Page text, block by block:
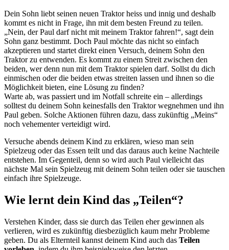
Dein Sohn liebt seinen neuen Traktor heiss und innig und deshalb
kommt es nicht in Frage, ihn mit dem besten Freund zu teilen.
„Nein, der Paul darf nicht mit meinem Traktor fahren!“, sagt dein
Sohn ganz bestimmt. Doch Paul möchte das nicht so einfach
akzeptieren und startet direkt einen Versuch, deinem Sohn den
Traktor zu entwenden. Es kommt zu einem Streit zwischen den
beiden, wer denn nun mit dem Traktor spielen darf. Sollst du dich
einmischen oder die beiden etwas streiten lassen und ihnen so die
Möglichkeit bieten, eine Lösung zu finden?
Warte ab, was passiert und im Notfall schreite ein – allerdings
solltest du deinem Sohn keinesfalls den Traktor wegnehmen und ihn
Paul geben. Solche Aktionen führen dazu, dass zukünftig „Meins“
noch vehementer verteidigt wird.
Versuche abends deinem Kind zu erklären, wieso man sein
Spielzeug oder das Essen teilt und das daraus auch keine Nachteile
entstehen. Im Gegenteil, denn so wird auch Paul vielleicht das
nächste Mal sein Spielzeug mit deinem Sohn teilen oder sie tauschen
einfach ihre Spielzeuge.
Wie lernt dein Kind das „Teilen“?
Verstehen Kinder, dass sie durch das Teilen eher gewinnen als
verlieren, wird es zukünftig diesbezüglich kaum mehr Probleme
geben. Du als Elternteil kannst deinem Kind auch das Teilen